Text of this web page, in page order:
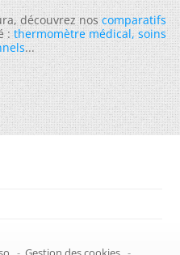
découvrez noscomparatifs
:thermomètre médical,soins
...